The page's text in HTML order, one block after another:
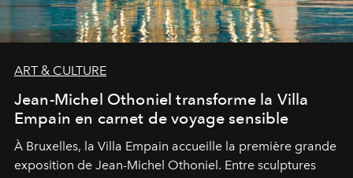
ART & CULTURE
Jean-Michel Othoniel transforme la Villa
Empain en carnet de voyage sensible
À Bruxelles, la Villa Empain accueille la première grande
exposition de Jean-Michel Othoniel. Entre sculptures